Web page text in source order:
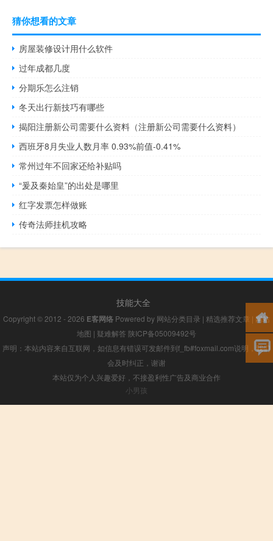
猜你想看的文章
房屋装修设计用什么软件
过年成都几度
分期乐怎么注销
冬天出行新技巧有哪些
揭阳注册新公司需要什么资料（注册新公司需要什么资料）
西班牙8月失业人数月率 0.93%前值-0.41%
常州过年不回家还给补贴吗
“爰及秦始皇”的出处是哪里
红字发票怎样做账
传奇法师挂机攻略
技能大全
Copyright © 2012 - 2026 E客网络 Powered by 网站分类目录 | 精选推荐文章 | 网站
地图 | 疑难解答 陕ICP备05009492号
声明：本站内容来自互联网，如信息有错误可发邮件到f_fb#foxmail.com说明，我们
会及时纠正，谢谢
本站仅为个人兴趣爱好，不接盈利性广告及商业合作
小男孩